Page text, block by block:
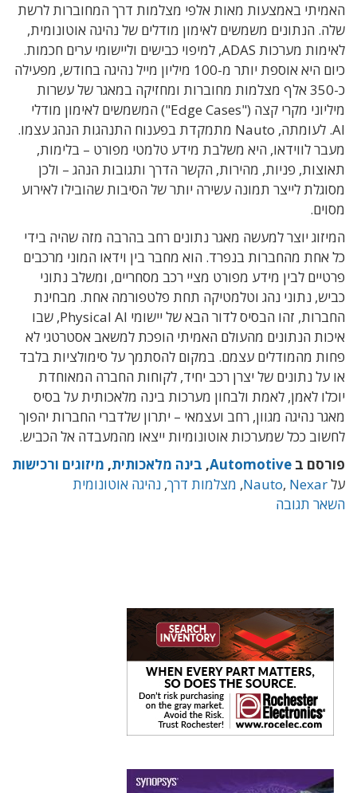
האמיתי באמצעות מאות אלפי מצלמות דרך המחוברות לרשת
שלה. הנתונים משמשים לאימון מודלים של נהיגה אוטונומית,
לאימות מערכות ADAS, למיפוי כבישים וליישומי ערים חכמות.
כיום היא אוספת יותר מ-100 מיליון מייל נהיגה בחודש, מפעילה
כ-350 אלף מצלמות מחוברות ומחזיקה במאגר של עשרות
מיליוני מקרי קצה ("Edge Cases") המשמשים לאימון מודלי
AI. לעומתה, Nauto מתמקדת בפענוח התנהגות הנהג עצמו.
מעבר לווידאו, היא משלבת מידע טלמטי מפורט – בלימות,
תאוצות, פניות, מהירות, הקשר הדרך ותגובות הנהג – ולכן
מסוגלת לייצר תמונה עשירה יותר של הסיבות שהובילו לאירוע
מסוים.
המיזוג יוצר למעשה מאגר נתונים רחב בהרבה מזה שהיה בידי
כל אחת מהחברות בנפרד. הוא מחבר בין וידאו המוני מרכבים
פרטיים לבין מידע מפורט מציי רכב מסחריים, ומשלב נתוני
כביש, נתוני נהג וטלמטיקה תחת פלטפורמה אחת. מבחינת
החברות, זהו הבסיס לדור הבא של יישומי Physical AI, שבו
איכות הנתונים מהעולם האמיתי הופכת למשאב אסטרטגי לא
פחות מהמודלים עצמם. במקום להסתמך על סימולציות בלבד
או על נתונים של יצרן רכב יחיד, לקוחות החברה המאוחדת
יוכלו לאמן, לאמת ולבחון מערכות בינה מלאכותית על בסיס
מאגר נהיגה מגוון, רחב ועצמאי – יתרון שלדברי החברות יהפוך
לחשוב ככל שמערכות אוטונומיות ייצאו מהמעבדה אל הכביש.
פורסם ב Automotive
, בינה מלאכותית, מיזוגים ורכישות
על
Nauto, Nexar
, מצלמות דרך, נהיגה אוטונומית
השאר תגובה